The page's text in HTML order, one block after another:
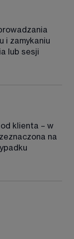
i zamykaniu
lub sesji
klienta – w
na